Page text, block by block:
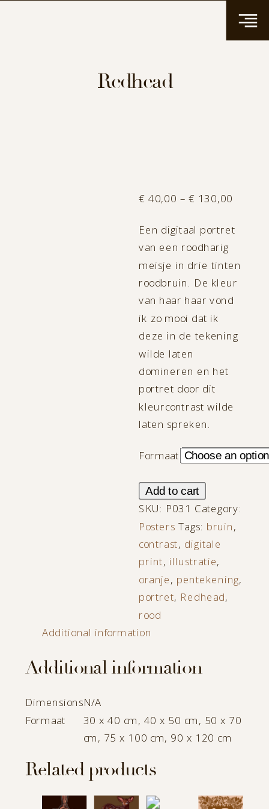
Redhead
€ 40,00 – € 130,00
€
€
Een digitaal portret
van een roodharig
meisje in drie tinten
roodbruin. De kleur
van haar haar vond
ik zo mooi dat ik
deze in de tekening
wilde laten
domineren en het
portret door dit
kleurcontrast wilde
laten spreken.
Formaat
Redhead
quantity
Add to cart
SKU: P031 Category:
Posters Tags: bruin,
contrast, digitale
print, illustratie,
oranje, pentekening,
portret, Redhead,
rood
Additional information
Additional information
DimensionsN/A
Formaat
30 x 40 cm, 40 x 50 cm, 50 x 70
cm, 75 x 100 cm, 90 x 120 cm
Related products